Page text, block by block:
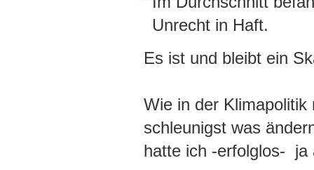
Unrecht in Haft.
Es ist und bleibt ein
Wie in der
schleunigst was
hatte ich -erfolglos- ja